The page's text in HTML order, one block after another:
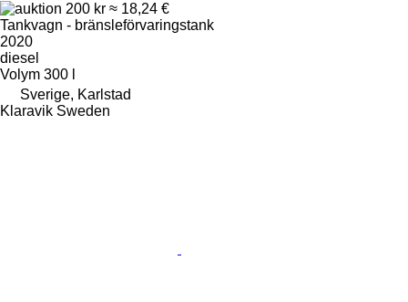
200 kr ≈ 18,24 €
Tankvagn - bränsleförvaringstank
2020
diesel
Volym 300 l
Sverige, Karlstad
Klaravik Sweden